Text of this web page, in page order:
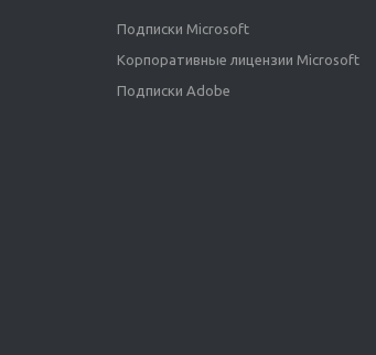
Подписки Microsoft
Корпоративные лицензии Microsoft
Подписки Adobe